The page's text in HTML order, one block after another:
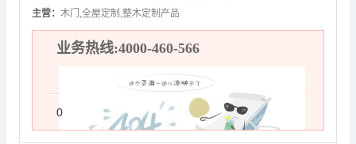
主营： 木门,全屋定制,整木定制产品
业务热线:4000-460-566
0